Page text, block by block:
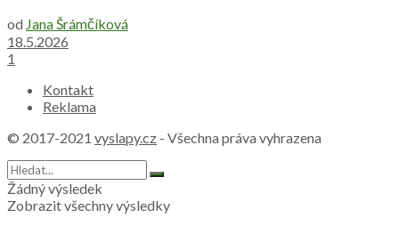
od Jana Šrámčíková
18.5.2026
1
Kontakt
Reklama
© 2017-2021 vyslapy.cz - Všechna práva vyhrazena
Žádný výsledek
Zobrazit všechny výsledky